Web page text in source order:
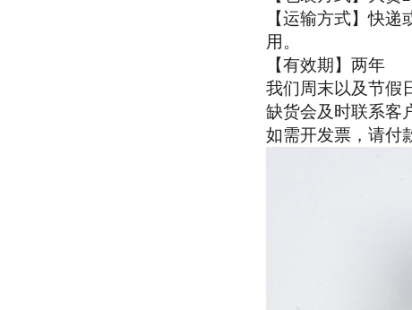
【运输方式】快
用。
【有效期】两年
我们周末以及节假
缺货会及时联系客
如需开发票，请付